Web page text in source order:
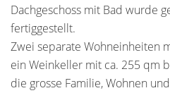
Dachgeschoss mit Bad wurde
fertiggestellt.
Zwei separate Wohneinheiten
ein Weinkeller mit ca. 255 qm
die grosse Familie, Wohnen